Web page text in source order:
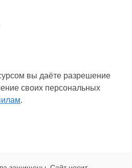
вы даёте разрешение
своих персональных
.